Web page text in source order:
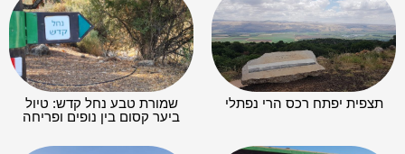
תצפית יפתח רכס הרי נפתלי
שמורת טבע נחל קדש: טיול
ביער קסום בין נופים ופריחה